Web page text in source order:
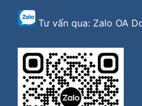
Tư vấn qua: Zalo OA